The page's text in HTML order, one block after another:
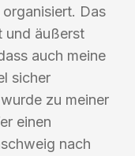
Das
und äußerst
auch meine
sicher
zu meiner
einen
nach